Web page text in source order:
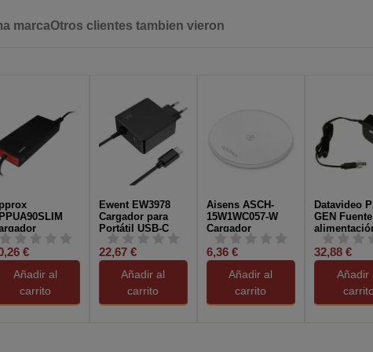
marcaOtros clientes tambien vieron
90W
€
Añadir al
carrito
Ewent EW3978
Cargador para
Portátil USB-C
USB-A Negro
22,67 €
Añadir al
carrito
Aisens ASCH-
15W1WC057-W
Cargador
C 15W para Móvil
Blanco
6,36 €
Añadir al
carrito
Datavideo
GEN
32,88 €
Añadir
carrito